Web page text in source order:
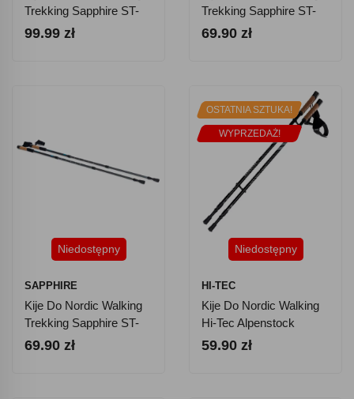
Trekking Sapphire ST-
071+ 2 Pary Końcówek I
99.99 zł
Trekking Sapphire ST-
073 + 2 Pary Końcówek
69.90 zł
Niedostępny
SAPPHIRE
Kije Do Nordic Walking
Trekking Sapphire ST-
073 + 2 Pary Końcówek
69.90 zł
OSTATNIA SZTUKA!
WYPRZEDAŻ!
Niedostępny
HI-TEC
Kije Do Nordic Walking
Hi-Tec Alpenstock
59.90 zł